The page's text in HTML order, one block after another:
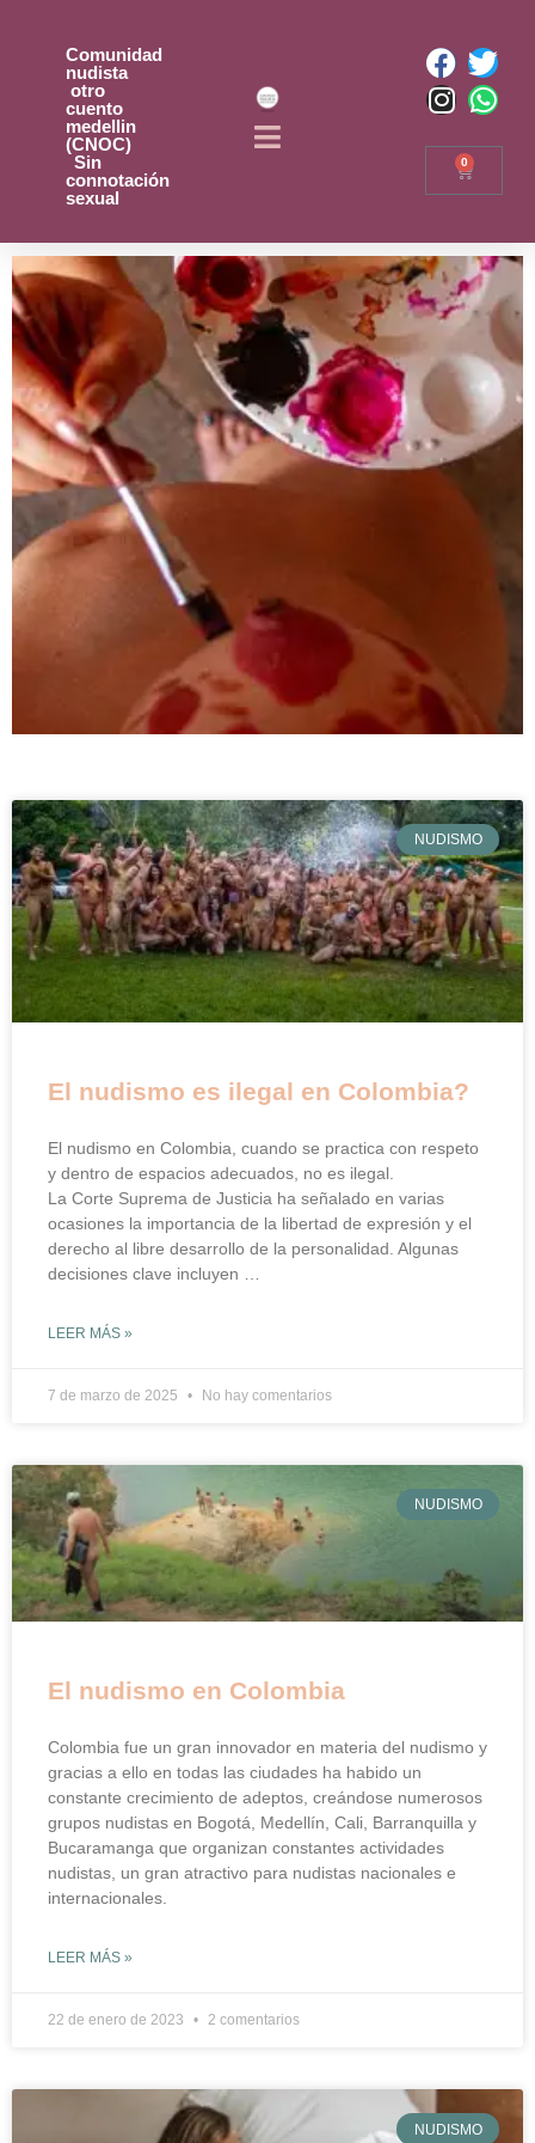
Comunidad
nudista
otro
cuento
medellin
(CNOC)
Sin
connotación
sexual
0
NUDISMO
El nudismo es ilegal en Colombia?
El nudismo en Colombia, cuando se practica con respeto
y dentro de espacios adecuados, no es ilegal.
La Corte Suprema de Justicia ha señalado en varias
ocasiones la importancia de la libertad de expresión y el
derecho al libre desarrollo de la personalidad. Algunas
decisiones clave incluyen …
LEER MÁS »
7 de marzo de 2025 No hay comentarios
NUDISMO
El nudismo en Colombia
Colombia fue un gran innovador en materia del nudismo y
gracias a ello en todas las ciudades ha habido un
constante crecimiento de adeptos, creándose numerosos
grupos nudistas en Bogotá, Medellín, Cali, Barranquilla y
Bucaramanga que organizan constantes actividades
nudistas, un gran atractivo para nudistas nacionales e
internacionales.
LEER MÁS »
22 de enero de 2023 2 comentarios
NUDISMO